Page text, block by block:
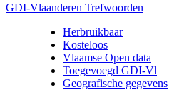
GDI-Vlaanderen Trefwoorden
Herbruikbaar
Kosteloos
Vlaamse Open data
Toegevoegd GDI-Vl
Geografische gegevens